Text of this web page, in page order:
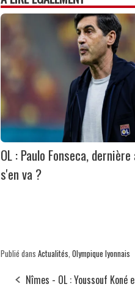
OL : Paulo Fonseca,
s'en va ?
Publié dans Actualités, Olympique lyonnais
Nîmes - OL : Youssouf